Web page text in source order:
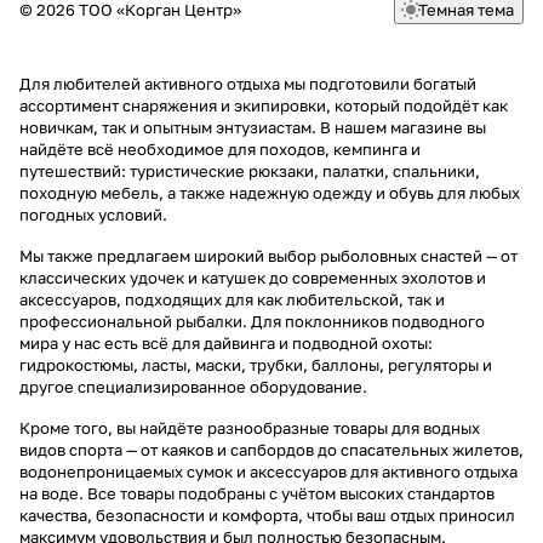
© 2026 ТОО «Корган Центр» Темная тема
Для любителей активного отдыха мы подготовили богатый
ассортимент снаряжения и экипировки, который подойдёт как
новичкам, так и опытным энтузиастам. В нашем магазине вы
найдёте всё необходимое для походов, кемпинга и
путешествий: туристические рюкзаки, палатки, спальники,
походную мебель, а также надежную одежду и обувь для любых
погодных условий.
Мы также предлагаем широкий выбор рыболовных снастей — от
классических удочек и катушек до современных эхолотов и
аксессуаров, подходящих для как любительской, так и
профессиональной рыбалки. Для поклонников подводного
мира у нас есть всё для дайвинга и подводной охоты:
гидрокостюмы, ласты, маски, трубки, баллоны, регуляторы и
другое специализированное оборудование.
Кроме того, вы найдёте разнообразные товары для водных
видов спорта — от каяков и сапбордов до спасательных жилетов,
водонепроницаемых сумок и аксессуаров для активного отдыха
на воде. Все товары подобраны с учётом высоких стандартов
качества, безопасности и комфорта, чтобы ваш отдых приносил
максимум удовольствия и был полностью безопасным.